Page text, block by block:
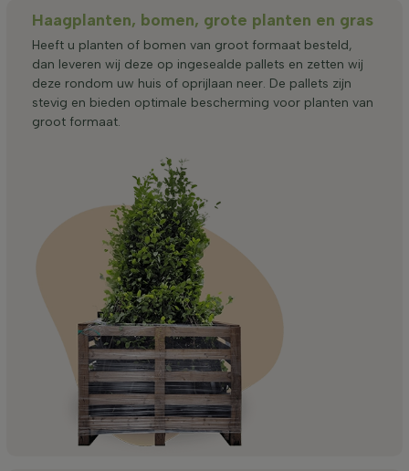
Haagplanten, bomen, grote planten en gras
Heeft u planten of bomen van groot formaat besteld,
dan leveren wij deze op ingesealde pallets en zetten wij
deze rondom uw huis of oprijlaan neer. De pallets zijn
stevig en bieden optimale bescherming voor planten van
groot formaat.